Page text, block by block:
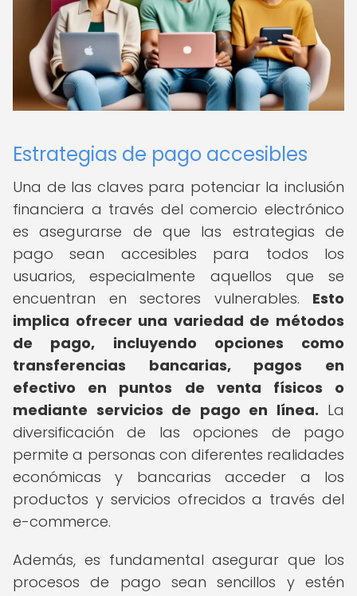
Estrategias de pago accesibles
Una de las claves para potenciar la inclusión
financiera a través del comercio electrónico
es asegurarse de que las estrategias de
pago sean accesibles para todos los
usuarios, especialmente aquellos que se
encuentran en sectores vulnerables. Esto
implica ofrecer una variedad de métodos
de pago, incluyendo opciones como
transferencias bancarias, pagos en
efectivo en puntos de venta físicos o
mediante servicios de pago en línea. La
diversificación de las opciones de pago
permite a personas con diferentes realidades
económicas y bancarias acceder a los
productos y servicios ofrecidos a través del
e-commerce.
Además, es fundamental asegurar que los
procesos de pago sean sencillos y estén